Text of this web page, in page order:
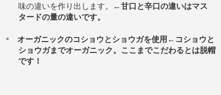
味の違いを作り出します。←甘口と辛口の違いはマス
タードの量の違いです。
オーガニックのコショウとショウガを使用 ← コショウと
ショウガまでオーガニック。ここまでこだわるとは脱帽
です！